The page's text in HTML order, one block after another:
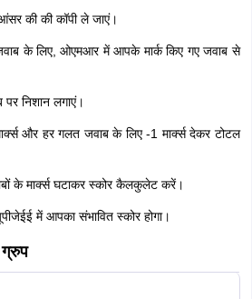
की की कॉपी ले जाएं।
के लिए, ओएमआर में आपके मार्क किए गए जवाब से
निशान लगाएं।
और हर गलत जवाब के लिए -1 मार्क्स देकर टोटल
के मार्क्स घटाकर स्कोर कैलकुलेट करें।
में आपका संभावित स्कोर होगा।